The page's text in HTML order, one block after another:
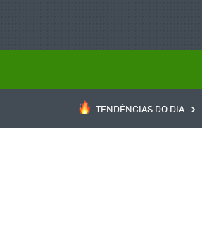
TENDÊNCIAS DO DIA